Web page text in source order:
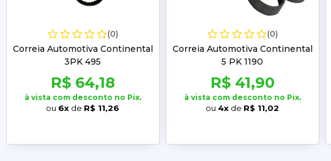
(0)
Correia Automotiva Continental
3PK 495
R$ 64,18
à vista com desconto no Pix.
ou 6x de R$ 11,26
(0)
Correia Automotiva Continental
5 PK 1190
R$ 41,90
à vista com desconto no Pix.
ou 4x de R$ 11,02